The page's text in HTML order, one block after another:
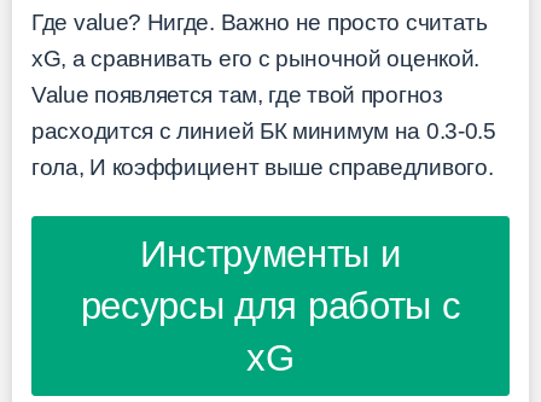
Где value? Нигде. Важно не просто считать
xG, а сравнивать его с рыночной оценкой.
Value появляется там, где твой прогноз
расходится с линией БК минимум на 0.3-0.5
гола, И коэффициент выше справедливого.
Инструменты и
ресурсы для работы с
xG